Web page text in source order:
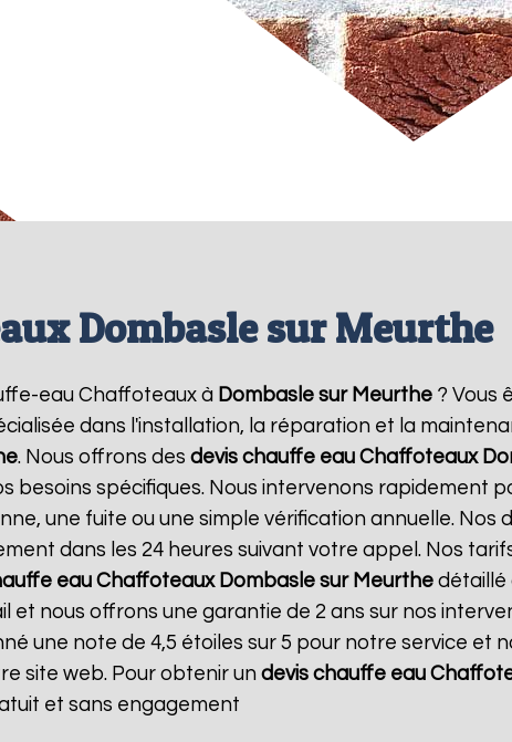
Dombasle sur Meurthe
eau Chaffoteaux à Dombasle sur Meurthe? Vous
dans l'installation, la réparation et la
. Nous offrons des devis chauffe eau Chaffoteaux
besoins spécifiques. Nous intervenons rapidement
une fuite ou une simple vérification annuelle. Nos
dans les 24 heures suivant votre appel. Nos
eau Chaffoteaux Dombasle sur Meurthe détaillé
nous offrons une garantie de 2 ans sur nos
une note de 4,5 étoiles sur 5 pour notre service et
site web. Pour obtenir un devis chauffe eau
et sans engagement